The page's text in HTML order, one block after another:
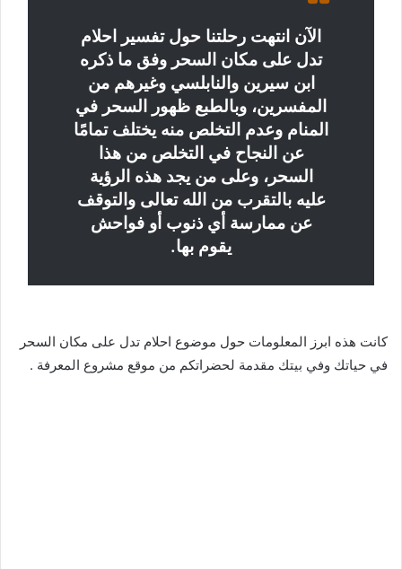
الآن انتهت رحلتنا حول تفسير احلام
تدل على مكان السحر وفق ما ذكره
ابن سيرين والنابلسي وغيرهم من
المفسرين، وبالطبع ظهور السحر في
المنام وعدم التخلص منه يختلف تمامًا
عن النجاح في التخلص من هذا
السحر، وعلى من يجد هذه الرؤية
عليه بالتقرب من الله تعالى والتوقف
عن ممارسة أي ذنوب أو فواحش
يقوم بها.
كانت هذه ابرز المعلومات حول موضوع احلام تدل على مكان السحر
في حياتك وفي بيتك مقدمة لحضراتكم من موقع مشروع المعرفة .